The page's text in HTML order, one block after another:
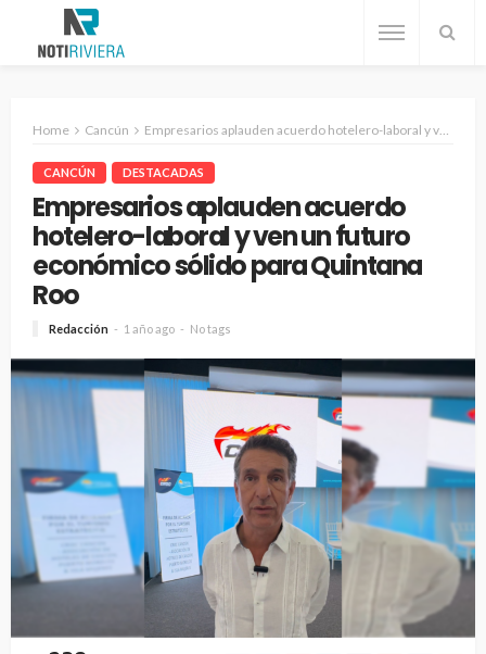
Home Cancún Empresarios aplauden acuerdo hotelero-laboral y ven un futuro económico sólido para Quintana Roo
CANCÚN DESTACADAS
Empresarios aplauden acuerdo
hotelero-laboral y ven un futuro
económico sólido para Quintana
Roo
Redacción 1 año ago No tags